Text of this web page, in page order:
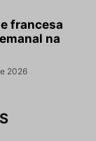
francesa
na
2026